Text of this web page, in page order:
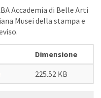
Accademia di Belle Arti
Musei della stampa e
Dimensione
225.52 KB